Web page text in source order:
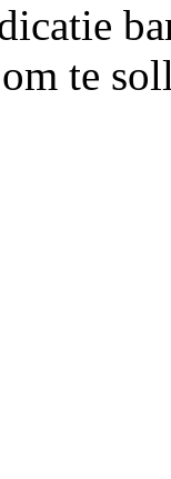
te